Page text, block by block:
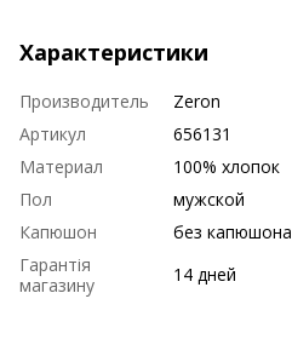
Характеристики
Производитель
Zeron
Артикул
656131
Материал
100% хлопок
Пол
мужской
Капюшон
без капюшона
Гарантія
магазину
14 дней